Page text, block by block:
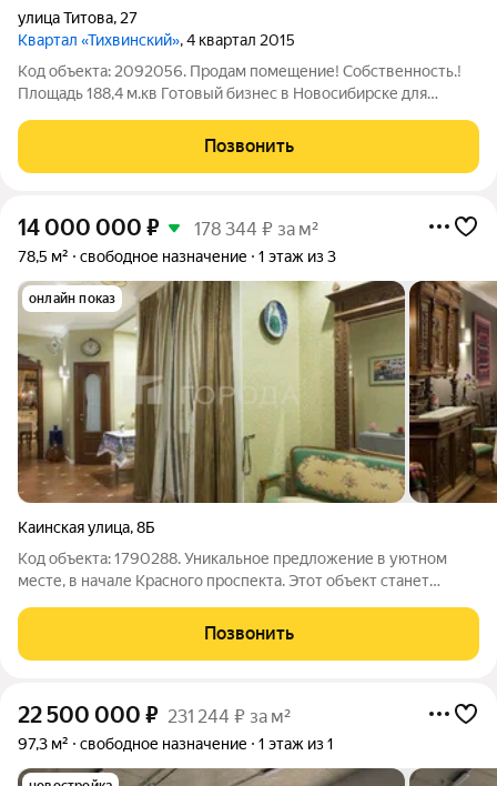
улица Титова, 27
Квартал «Тихвинский», 4 квартал 2015
Код объекта: 2092056. Продам помещение! Собственность.!
Площадь 188,4 м.кв Готовый бизнес в Новосибирске для
подойдёт для тех, кто хочет запустить своё дело или
расширить имеющийся бизнес.
Позвонить
14 000 000 ₽ 178 344 ₽ за м²
78,5 м² свободное назначение 1 этаж из 3
онлайн показ
Каинская улица,8Б
Код объекта: 1790288. Уникальное предложение в уютном
месте, в начале Красного проспекта. Этот объект станет
универсальности и превосходному состоянию. Помещение
расположено на первом этаже,
Позвонить
22 500 000 ₽ 231 244 ₽ за м²
97,3 м² свободное назначение 1 этаж из 1